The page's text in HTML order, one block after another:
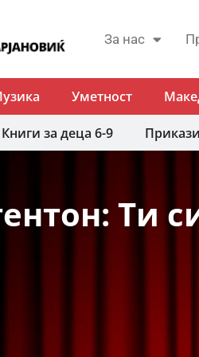
За нас
Уметност
Книги за деца 6-9
Ти